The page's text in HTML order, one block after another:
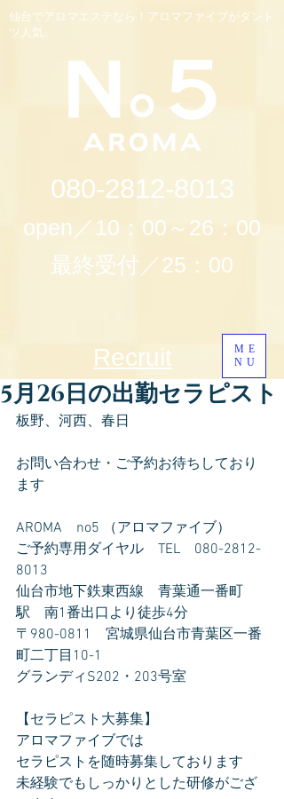
仙台でアロマエステなら！アロマファイブがダント
ツ人気。
080-2812-8013
open／10：00～26：00
最終受付／25：00
ME
NU
Recruit
5月26日の出勤セラピスト
板野、河西、春日
お問い合わせ・ご予約お待ちしており
ます
AROMA　no5 （アロマファイブ）
ご予約専用ダイヤル　TEL　080-2812-
8013
仙台市地下鉄東西線　青葉通一番町
駅　南1番出口より徒歩4分
〒980-0811　宮城県仙台市青葉区一番
町二丁目10-1
グランディS202・203号室
【セラピスト大募集】
アロマファイブでは
セラピストを随時募集しております
未経験でもしっかりとした研修がござ